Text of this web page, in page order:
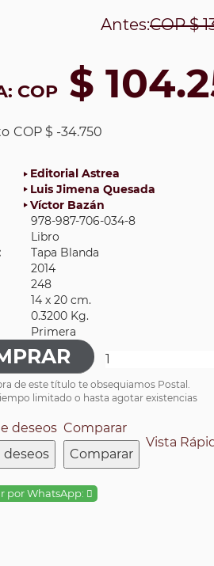
Antes:COP$
COP $
COP $ -34.750
Editorial Astrea
Luis Jimena Quesada
Víctor Bazán
978-987-706-034-8
Libro
Tapa Blanda
2014
248
14 x 20 cm.
0.3200 Kg.
Primera
de este título te obsequiamos Postal.
limitado o hasta agotar existencias
deseos
deseos
Comparar
Comparar
Vista
por WhatsApp: